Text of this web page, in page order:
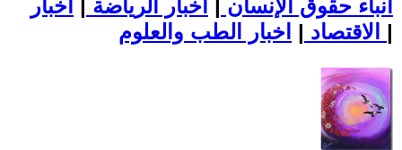
أنباء حقوق الإنسان | اخبار الرياضة | اخبار
الاقتصاد | |